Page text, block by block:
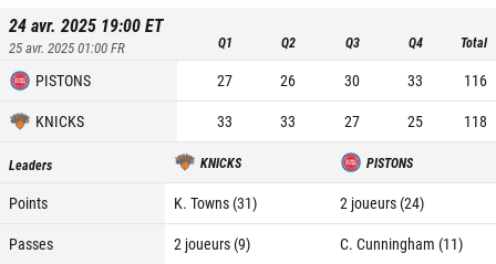
24 avr. 2025 19:00ET
25 avr. 2025 01:00FR Q1 Q2 Q3 Q4 Total
PISTONS 27 26 30 33
116
KNICKS
33 33 27 25 118
Leaders KNICKS PISTONS
Points K. Towns (31)
2 joueurs (24)
Passes
2 joueurs (9)
C. Cunningham (11)